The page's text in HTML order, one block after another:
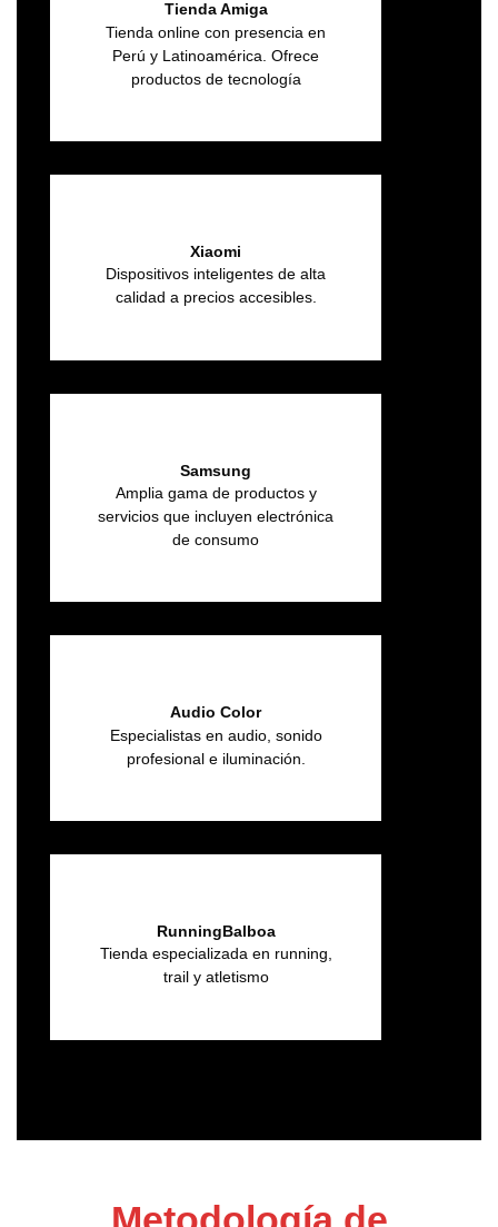
Tienda Amiga
Tienda online con presencia en
Perú y Latinoamérica. Ofrece
productos de tecnología
Xiaomi
Dispositivos inteligentes de alta
calidad a precios accesibles.
Samsung
Amplia gama de productos y
servicios que incluyen electrónica
de consumo
Audio Color
Especialistas en audio, sonido
profesional e iluminación.
RunningBalboa
Tienda especializada en running,
trail y atletismo